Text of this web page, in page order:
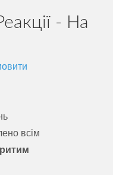
- На
всім